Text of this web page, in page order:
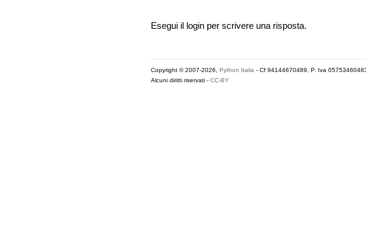
Esegui il login per scrivere una risposta.
Copyright © 2007-2026, Python Italia- Cf 94144670489, P. Iva
Alcuni diritti riservati - CC-BY